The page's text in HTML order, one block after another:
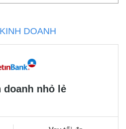
DOANH
doanh nhỏ lẻ